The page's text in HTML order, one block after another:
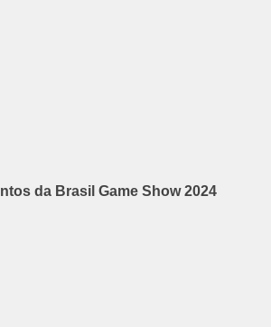
da Brasil Game Show 2024